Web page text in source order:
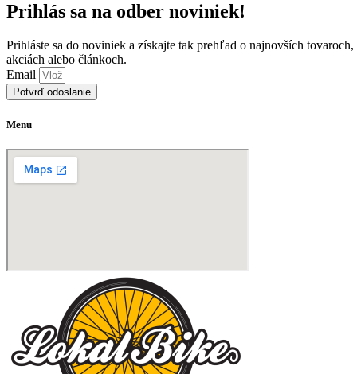
Prihlás sa na odber noviniek!
Prihláste sa do noviniek a získajte tak prehľad o najnovších tovaroch,
akciách alebo článkoch.
Email
Potvrď odoslanie
Menu